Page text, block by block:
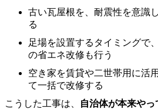
古い瓦屋根を、耐震性を意識
る
足場を設置するタイミングで
の省エネ改修も行う
空き家を賃貸や二世帯用に活
て一括で改修する
こうした工事は、
自治体が本来や